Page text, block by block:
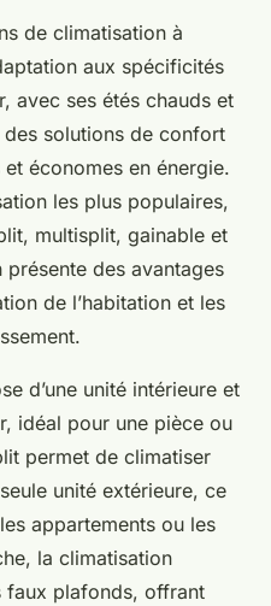
de climatisation à
aux spécificités
avec ses étés chauds et
solutions de confort
économes en énergie.
les plus populaires,
multisplit, gainable et
des avantages
de l’habitation et les
d’une unité intérieure et
idéal pour une pièce ou
permet de climatiser
unité extérieure, ce
appartements ou les
la climatisation
faux plafonds, offrant